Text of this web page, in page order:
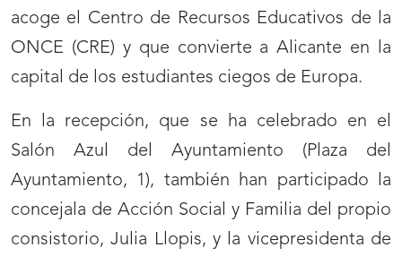
acoge el Centro de Recursos Educativos de la
ONCE (CRE) y que convierte a Alicante en la
capital de los estudiantes ciegos de Europa.
En la recepción, que se ha celebrado en el
Salón Azul del Ayuntamiento (Plaza del
Ayuntamiento, 1), también han participado la
concejala de Acción Social y Familia del propio
consistorio, Julia Llopis, y la vicepresidenta de